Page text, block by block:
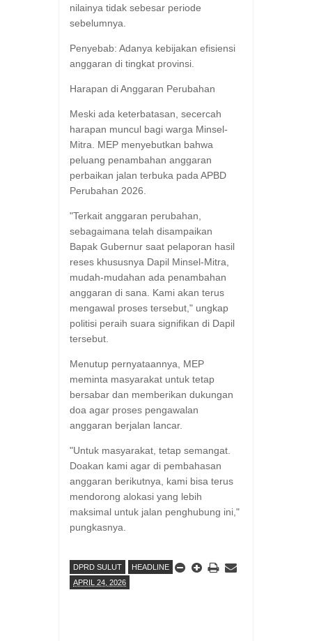
nilainya tidak sebesar periode
sebelumnya.
​Penyebab: Adanya kebijakan efisiensi
anggaran di tingkat provinsi.
​Harapan di Anggaran Perubahan
​Meski ada keterbatasan, secercah
harapan muncul bagi warga Minsel-
Mitra. MEP menyebutkan bahwa
peluang penambahan anggaran
perbaikan jalan terbuka pada APBD
Perubahan 2026.
​"Terkait anggaran perubahan,
sebagaimana telah disampaikan
Bapak Gubernur saat pelaporan hasil
reses khususnya Dapil Minsel-Mitra,
mudah-mudahan ada penambahan
anggaran di sana. Kami akan terus
mengawal proses tersebut," ungkap
politisi peraih suara signifikan di Dapil
tersebut.
​Menutup pernyataannya, MEP
meminta masyarakat untuk tetap
bersabar dan memberikan dukungan
doa agar proses pengawalan
anggaran berjalan lancar.
​"Untuk masyarakat, tetap semangat.
Doakan kami agar di pembahasan
anggaran berikutnya, kami bisa terus
mendorong alokasi yang lebih
maksimal untuk jalan penghubung ini,"
pungkasnya.
DPRD SULUT
HEADLINE
APRIL 24, 2026